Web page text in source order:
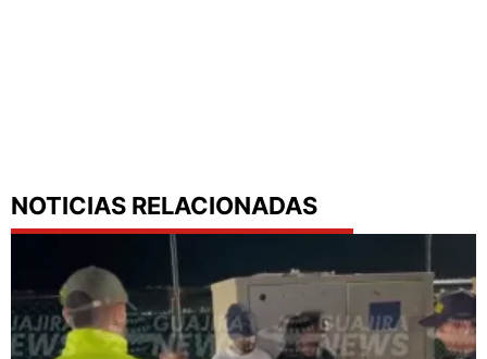
NOTICIAS RELACIONADAS